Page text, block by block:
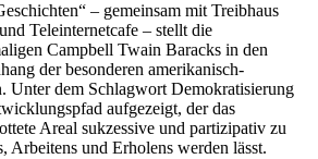
– gemeinsam mit Treibhaus
Teleinternetcafe – stellt die
Campbell Twain Baracks in den
der besonderen amerikanisch-
Unter dem Schlagwort Demokratisierung
aufgezeigt, der das
Areal sukzessive und partizipativ zu
Arbeitens und Erholens werden lässt.